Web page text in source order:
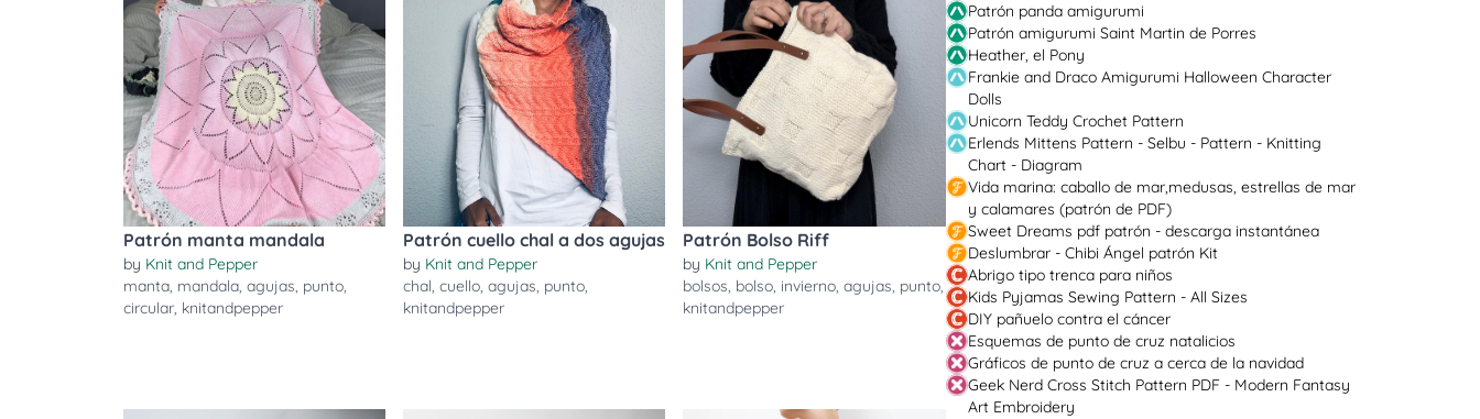
Patrón manta mandala
by Knit and Pepper
manta, mandala, agujas, punto,
circular, knitandpepper
Patrón cuello chal a dos agujas
by Knit and Pepper
chal,cuello,agujas, punto,
knitandpepper
Patrón Bolso Riff
by Knit and Pepper
bolsos, bolso, invierno,agujas, punto,
knitandpepper
Patrón panda amigurumi
Patrón amigurumi Saint Martin de Porres
Heather, el Pony
Frankie and Draco Amigurumi Halloween Character
Dolls
Unicorn Teddy Crochet Pattern
Erlends Mittens Pattern - Selbu - Pattern - Knitting
Chart - Diagram
Vida marina: caballo de mar,medusas, estrellas de mar
y calamares (patrón de PDF)
Sweet Dreams pdf patrón - descarga instantánea
Deslumbrar - Chibi Ángel patrón Kit
Abrigo tipo trenca para niños
Kids Pyjamas Sewing Pattern - All Sizes
DIY pañuelo contra el cáncer
Esquemas de punto de cruz natalicios
Gráficos de punto de cruz a cerca de la navidad
Geek Nerd Cross Stitch Pattern PDF - Modern Fantasy
Art Embroidery